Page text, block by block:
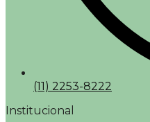
(11) 2253-8222
Institucional